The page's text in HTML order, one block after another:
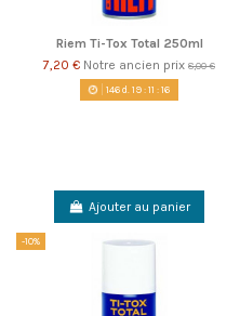
Riem Ti-Tox Total 250ml
7,20 € Notre ancien prix 8,00 €
146d. 19:11 :16
Ajouter au panier
-10%